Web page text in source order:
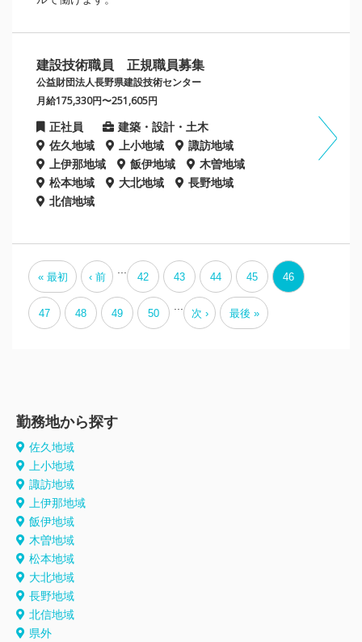
建設技術職員 正規職員募集
公益財団法人長野県建設技術センター
月給175,330円〜251,605円
正社員
建築・設計・土木
佐久地域
上小地域
諏訪地域
上伊那地域
飯伊地域
木曽地域
松本地域
大北地域
長野地域
北信地域
« 最初 ‹ 前 42 43 44 45 46
47 48 49 50 次 › 最後 »
勤務地から探す
佐久地域
上小地域
諏訪地域
上伊那地域
飯伊地域
木曽地域
松本地域
大北地域
長野地域
北信地域
県外